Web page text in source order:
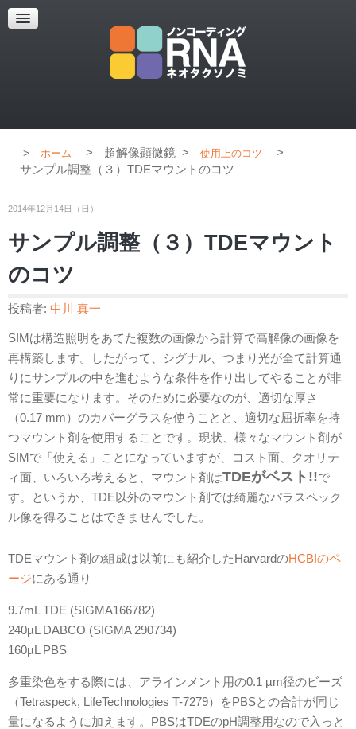
超解像顕微鏡
超解像顕微鏡の紹介
ホーム > 超解像顕微鏡 > 使用上のコツ
>
サンプル調整（３）TDEマウントのコツ
2014年12月14日（日）
サンプル調整（３）TDEマウント
のコツ
投稿者: 中川 真一
SIMは構造照明をあてた複数の画像から計算で高解像の画像を
再構築します。したがって、シグナル、つまり光が全て計算通
りにサンプルの中を進むような条件を作り出してやることが非
常に重要になります。そのために必要なのが、適切な厚さ
（0.17 mm）のカバーグラスを使うことと、適切な屈折率を持
つマウント剤を使用することです。現状、様々なマウント剤が
SIMで「使える」ことになっていますが、コスト面、クオリテ
ィ面、いろいろ考えると、マウント剤はTDEがベスト!!で
す。というか、TDE以外のマウント剤では綺麗なパラスペック
ル像を得ることはできませんでした。
TDEマウント剤の組成は以前にも紹介したHarvardのHCBIのペ
ージにある通り
9.7mL TDE (SIGMA166782)
240µL DABCO (SIGMA 290734)
160µL PBS
多重染色をする際には、アラインメント用の0.1 µm径のビーズ
（Tetraspeck, LifeTechnologies T-7279）をPBSとの合計が同じ
量になるように加えます。PBSはTDEのpH調整用なので入っと